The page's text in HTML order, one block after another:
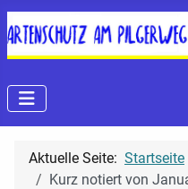
Aktuelle Seite: Startseite
Kurz notiert von